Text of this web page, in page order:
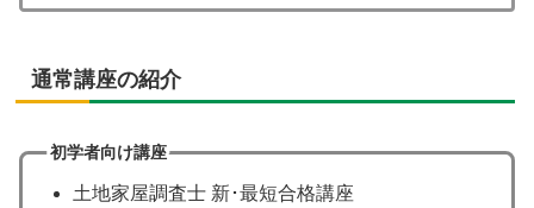
通常講座の紹介
初学者向け講座
土地家屋調査士 新･最短合格講座